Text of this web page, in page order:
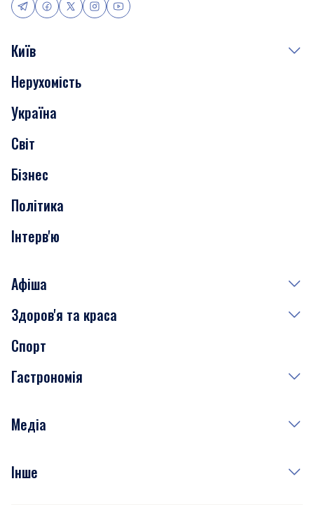
Київ
Події
Скандали
Нерухомість
Транспорт
Нерухомість
Україна
Світ
Бізнес
Політика
Інтерв'ю
Афіша
Сьогодні
Завтра
Субота
Здоров'я та краса
Медицина
Краса
Спорт
Гастрономія
Рецепти
Медіа
Фото
Інше